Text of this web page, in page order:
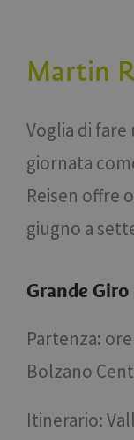
Martin
Voglia di
giornata
Reisen offre
giugno a
Grande
Partenza:
Bolzano
Itinerario: